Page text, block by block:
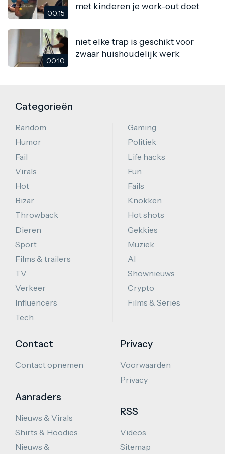
00:15
met kinderen je work-out doet
00:10
niet elke trap is geschikt voor
zwaar huishoudelijk werk
Categorieën
Random
Humor
Fail
Virals
Hot
Bizar
Throwback
Dieren
Sport
Films & trailers
TV
Verkeer
Influencers
Tech
Gaming
Politiek
Life hacks
Fun
Fails
Knokken
Hot shots
Gekkies
Muziek
AI
Shownieuws
Crypto
Films & Series
Contact
Contact opnemen
Aanraders
Nieuws & Virals
Shirts & Hoodies
Nieuws &
Privacy
Voorwaarden
Privacy
RSS
Videos
Sitemap